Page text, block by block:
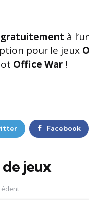
gratuitement à
pour le jeux
Office War !
Facebook
de jeux